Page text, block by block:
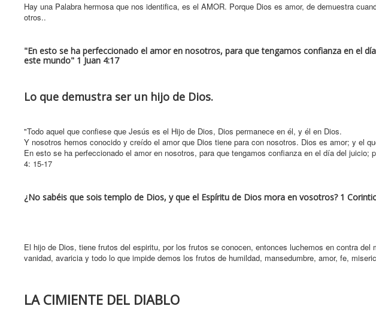
Hay una Palabra hermosa que nos identifica, es el AMOR. Porque Dios es amor, de demuestra
otros..
"En esto se ha perfeccionado el amor en nosotros, para que tengamos confianza en el
este mundo" 1 Juan 4:17
Lo que demustra ser un hijo de Dios.
"Todo aquel que confiese que Jesús es el Hijo de Dios, Dios permanece en él, y él en Dios.
Y nosotros hemos conocido y creído el amor que Dios tiene para con nosotros. Dios es amor; y el
En esto se ha perfeccionado el amor en nosotros, para que tengamos confianza en el día del
4: 15-17
¿No sabéis que sois templo de Dios, y que el Espíritu de Dios mora en vosotros? 1
El hijo de Dios, tiene frutos del espiritu, por los frutos se conocen, entonces luchemos en contra
vanidad, avaricia y todo lo que impide demos los frutos de humildad, mansedumbre, amor, fe,
LA CIMIENTE DEL DIABLO